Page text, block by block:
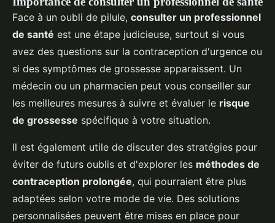
Face à un oubli de pilule, consulter un professionnel
de santé est une étape judicieuse, surtout si vous
avez des questions sur la contraception d'urgence ou
si des symptômes de grossesse apparaissent. Un
médecin ou un pharmacien peut vous conseiller sur
les meilleures mesures à suivre et évaluer le risque
de grossesse spécifique à votre situation.
Il est également utile de discuter des stratégies pour
éviter de futurs oublis et d'explorer les méthodes de
contraception prolongée, qui pourraient être plus
adaptées selon votre mode de vie. Des solutions
personnalisées peuvent être mises en place pour